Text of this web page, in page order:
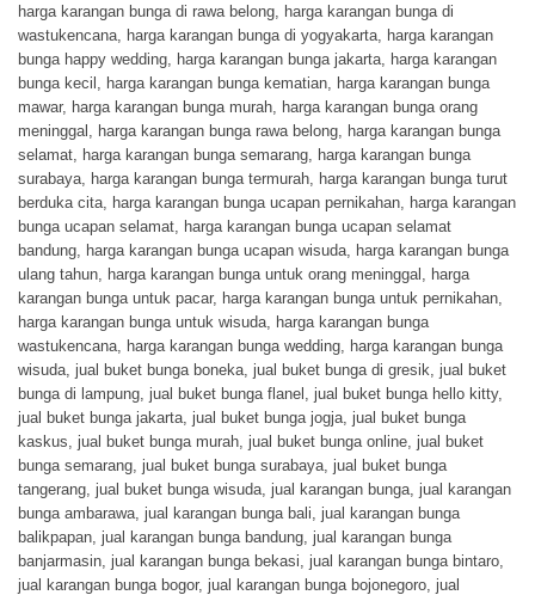
harga karangan bunga di rawa belong, harga karangan bunga di
wastukencana, harga karangan bunga di yogyakarta, harga karangan
bunga happy wedding, harga karangan bunga jakarta, harga karangan
bunga kecil , harga karangan bunga kematian, harga karangan bunga
mawar, harga karangan bunga murah, harga karangan bunga orang
meninggal , harga karangan bunga rawa belong, harga karangan bunga
selamat, harga karangan bunga semarang, harga karangan bunga
surabaya, harga karangan bunga termurah, harga karangan bunga turut
berduka cita, harga karangan bunga ucapan pernikahan, harga karangan
bunga ucapan selamat, harga karangan bunga ucapan selamat
bandung, harga karangan bunga ucapan wisuda, harga karangan bunga
ulang tahun, harga karangan bunga untuk orang meninggal , harga
karangan bunga untuk pacar, harga karangan bunga untuk pernikahan,
harga karangan bunga untuk wisuda, harga karangan bunga
wastukencana, harga karangan bunga wedding, harga karangan bunga
wisuda, jual buket bunga boneka, jual buket bunga di gresik, jual buket
bunga di lampung, jual buket bunga flanel , jual buket bunga hello kitty,
jual buket bunga jakarta, jual buket bunga jogja, jual buket bunga
kaskus, jual buket bunga murah, jual buket bunga online, jual buket
bunga semarang, jual buket bunga surabaya, jual buket bunga
tangerang, jual buket bunga wisuda, jual karangan bunga, jual karangan
bunga ambarawa, jual karangan bunga bali, jual karangan bunga
balikpapan, jual karangan bunga bandung, jual karangan bunga
banjarmasin, jual karangan bunga bekasi, jual karangan bunga bintaro,
jual karangan bunga bogor, jual karangan bunga bojonegoro, jual